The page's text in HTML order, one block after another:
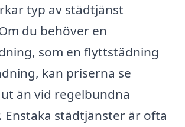
typ av städtjänst
du behöver en
som en flyttstädning
kan priserna se
än vid regelbundna
Enstaka städtjänster är ofta